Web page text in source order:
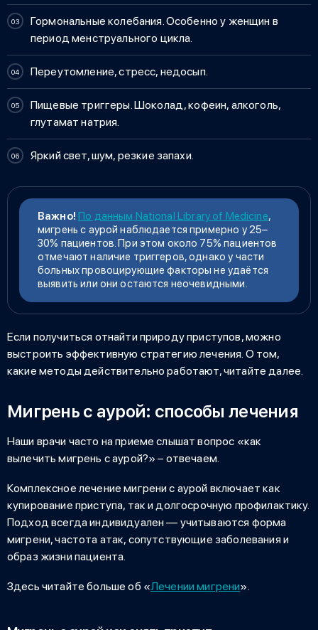
Гормональные колебания. Особенно у женщин в
период менструального цикла.
Переутомление, стресс, недосып.
Пищевые триггеры. Шоколад, кофеин, алкоголь,
глутамат натрия.
Яркий свет, шум, резкие запахи.
Важно! По данным National Library of Medicine,
мигрень с аурой наблюдается примерно у 25–
30% пациентов. При этом около 75% пациентов
отмечают наличие триггеров, однако у части
больных провоцирующие факторы не удаётся
выявить или они остаются неочевидными.
Если получиться отнайти природу приступов, можно
выстроить эффективную стратегию лечения. О том,
какие методы действительно работают, читайте далее.
Мигрень с аурой: способы лечения
Наши врачи часто на приеме слышат вопрос «как
вылечить мигрень с аурой?» – отвечаем.
Комплексное лечение мигрени с аурой включает как
купирование приступа, так и долгосрочную профилактику.
Подход всегда индивидуален — учитываются форма
мигрени, частота атак, сопутствующие заболевания и
образ жизни пациента.
Здесь читайте больше об «Лечении мигрени».